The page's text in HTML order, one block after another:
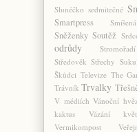
Slunéčko sedmitečné
Smartpress
Sněženky Soutěž
odrůdy
Stromořadí
Středověk Střechy
Škůdci Televize The
Trávník Trvalky
V médiích Vánoční
kaktus
Vázání
Vermikompost